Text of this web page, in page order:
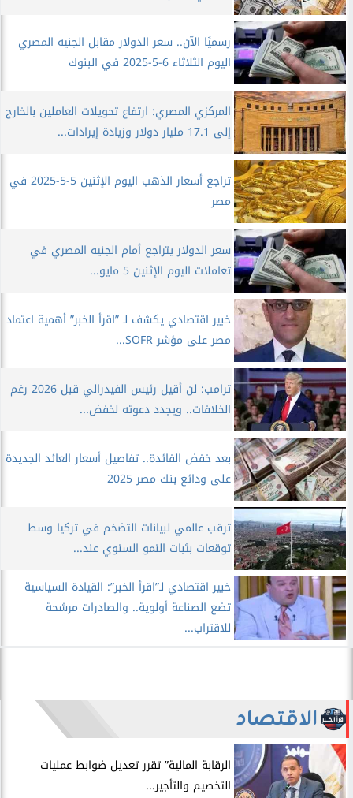
رسميًا الآن.. سعر الدولار مقابل الجنيه المصري
اليوم الثلاثاء 6-5-2025 في البنوك
المركزي المصري: ارتفاع تحويلات العاملين بالخارج
إلى 17.1 مليار دولار وزيادة إيرادات...
تراجع أسعار الذهب اليوم الإثنين 5-5-2025 في
مصر
سعر الدولار يتراجع أمام الجنيه المصري في
تعاملات اليوم الإثنين 5 مايو...
خبير اقتصادي يكشف لـ ”اقرأ الخبر” أهمية اعتماد
مصر على مؤشر SOFR...
ترامب: لن أقيل رئيس الفيدرالي قبل 2026 رغم
الخلافات.. ويجدد دعوته لخفض...
بعد خفض الفائدة.. تفاصيل أسعار العائد الجديدة
على ودائع بنك مصر 2025
ترقب عالمي لبيانات التضخم في تركيا وسط
توقعات بثبات النمو السنوي عند...
خبير اقتصادي لـ”اقرأ الخبر”: القيادة السياسية
تضع الصناعة أولوية.. والصادرات مرشحة
للاقتراب...
الاقتصاد
الرقابة المالية” تقرر تعديل ضوابط عمليات
التخصيم والتأجير...